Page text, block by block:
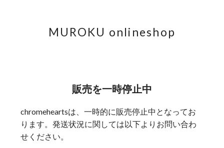
MUROKU onlineshop
販売を一時停止中
chromeheartsは、一時的に販売停止中となってお
ります。発送状況に関しては以下よりお問い合わ
せください。